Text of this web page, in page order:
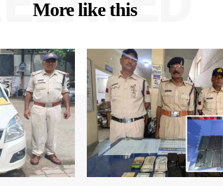
More like this